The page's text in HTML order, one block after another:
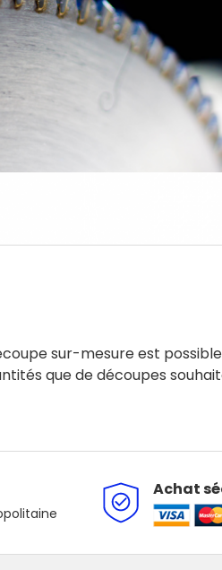
sur-mesure est
que de découpes
Achat